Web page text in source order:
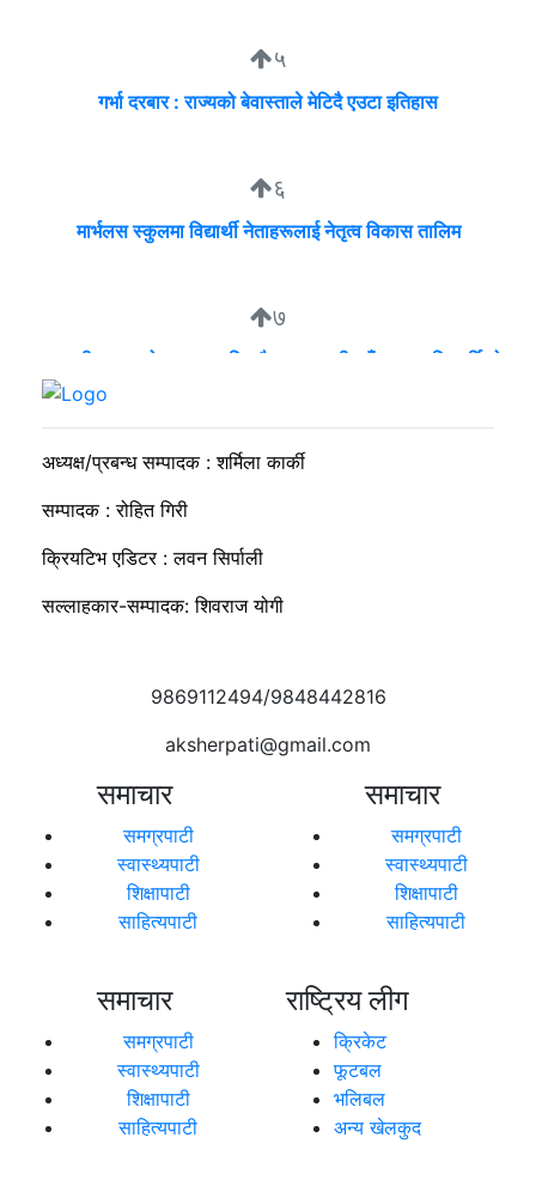
५
गर्भा दरबार : राज्यको बेवास्ताले मेटिदै एउटा इतिहास
६
मार्भलस स्कुलमा विद्यार्थी नेताहरूलाई नेतृत्व विकास तालिम
७
व्यवसायी मुन्दडाको घरमा एकाबिहानै खानतलासी, पाँच घन्टापछि फर्कियो
अध्यक्ष/प्रबन्ध सम्पादक : शर्मिला कार्की
सम्पादक : रोहित गिरी
क्रियटिभ एडिटर : लवन सिर्पाली
सल्लाहकार-सम्पादक: शिवराज योगी
9869112494/9848442816
aksherpati@gmail.com
समाचार
समग्रपाटी
स्वास्थ्यपाटी
शिक्षापाटी
साहित्यपाटी
समाचार
समग्रपाटी
स्वास्थ्यपाटी
शिक्षापाटी
साहित्यपाटी
समाचार
समग्रपाटी
स्वास्थ्यपाटी
शिक्षापाटी
साहित्यपाटी
राष्ट्रिय लीग
क्रिकेट
फूटबल
भलिबल
अन्य खेलकुद